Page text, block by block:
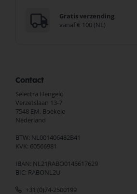
Gratis verzending
vanaf € 100 (NL)
Contact
Selectra Hengelo
Verzetslaan 13-7
7548 EM, Boekelo
Nederland
BTW: NL001406482B41
KVK: 60566981
IBAN: NL21RABO0145617629
BIC: RABONL2U
+31 (0)74-2500199